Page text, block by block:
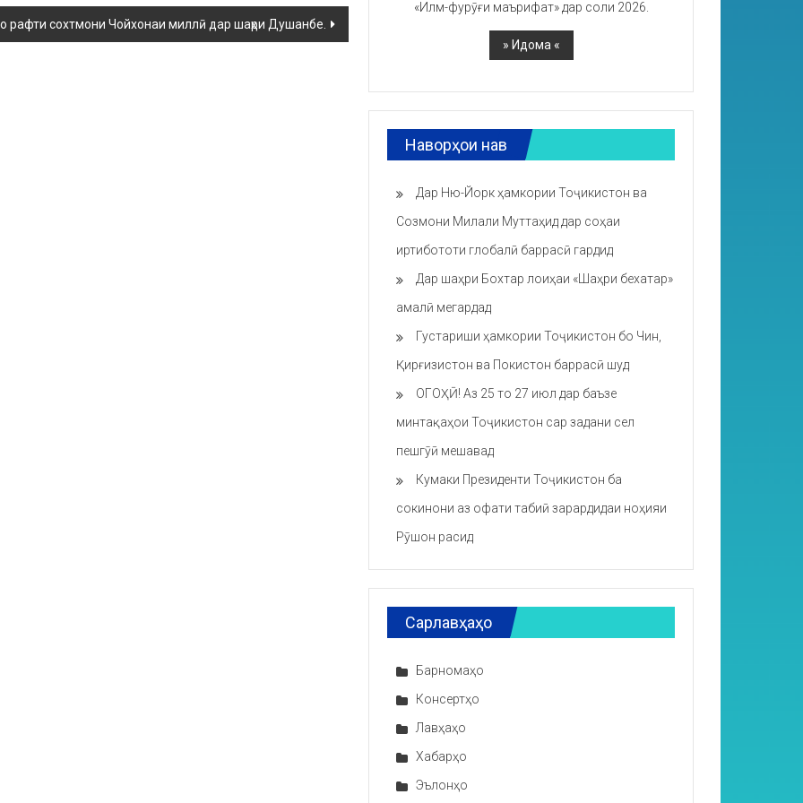
рафти сохтмони Чойхонаи миллӣ дар шаҳри Душанбе.
«Илм-фурӯғи маърифат» дар соли 2026.
Наворҳои нав
Дар Ню-Йорк ҳамкории Тоҷикистон ва
Созмони Милали Муттаҳид дар соҳаи
иртибототи глобалӣ баррасӣ гардид
Дар шаҳри Бохтар лоиҳаи «Шаҳри бехатар»
амалӣ мегардад
Густариши ҳамкории Тоҷикистон бо Чин,
Қирғизистон ва Покистон баррасӣ шуд
ОГОҲӢ! Аз 25 то 27 июл дар баъзе
минтақаҳои Тоҷикистон сар задани сел
пешгӯӣ мешавад
Кумаки Президенти Тоҷикистон ба
сокинони аз офати табиӣ зарардидаи ноҳияи
Рӯшон расид
Сарлавҳаҳо
Барномаҳо
Консертҳо
Лавҳаҳо
Хабарҳо
Эълонҳо